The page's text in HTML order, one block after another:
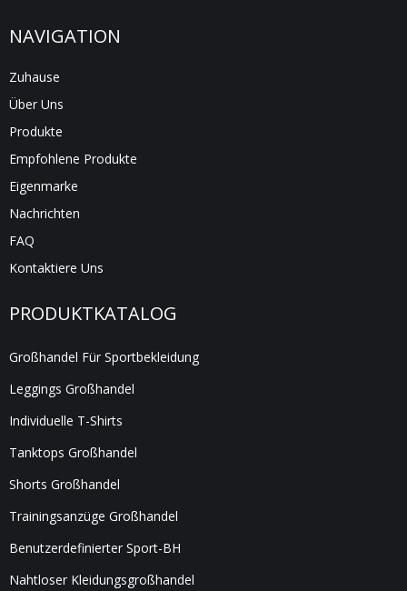
NAVIGATION
Zuhause
Über Uns
Produkte
Empfohlene Produkte
Eigenmarke
Nachrichten
FAQ
Kontaktiere Uns
PRODUKTKATALOG
Großhandel Für Sportbekleidung
Leggings Großhandel
Individuelle T-Shirts
Tanktops Großhandel
Shorts Großhandel
Trainingsanzüge Großhandel
Benutzerdefinierter Sport-BH
Nahtloser Kleidungsgroßhandel